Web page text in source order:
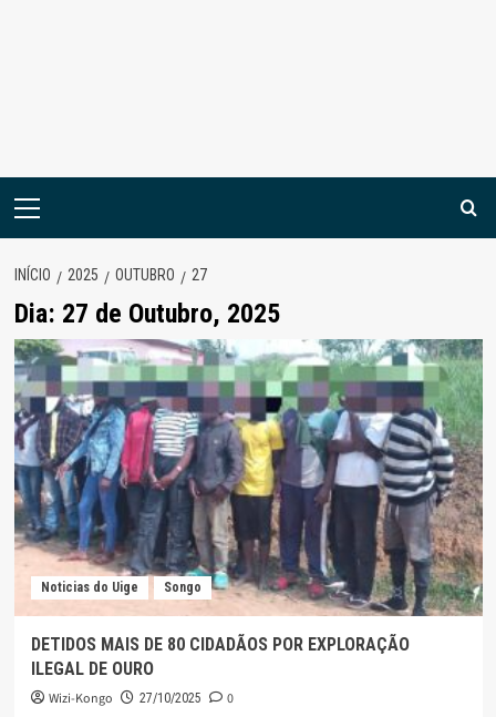
Menu
INÍCIO 2025 OUTUBRO 27
Dia: 27 de Outubro, 2025
Noticias do Uige Songo
DETIDOS MAIS DE 80 CIDADÃOS POR EXPLORAÇÃO
ILEGAL DE OURO
Wizi-Kongo 27/10/2025
0